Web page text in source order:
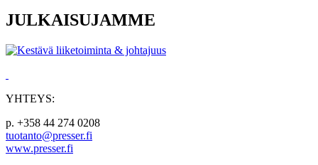
JULKAISUJAMME
YHTEYS:
p. +358 44 274 0208
tuotanto@presser.fi
www.presser.fi